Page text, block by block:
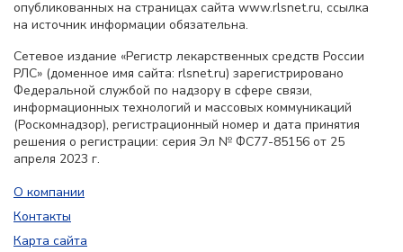
опубликованных на страницах сайта www.rlsnet.ru, ссылка
на источник информации обязательна.
Сетевое издание «Регистр лекарственных средств России
РЛС» (доменное имя сайта: rlsnet.ru) зарегистрировано
Федеральной службой по надзору в сфере связи,
информационных технологий и массовых коммуникаций
(Роскомнадзор), регистрационный номер и дата принятия
решения о регистрации: серия Эл № ФС77-85156 от 25
апреля 2023 г.
О компании
Контакты
Карта сайта